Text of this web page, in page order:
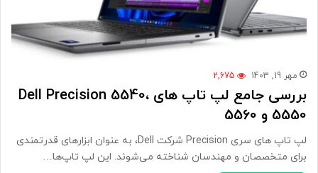
مهر 19, 1403 2,675
بررسی جامع لپ تاپ های Dell Precision 5540،
5550 و 5560
لپ تاپ های سری Precision شرکت Dell، به عنوان ابزارهای قدرتمندی
برای متخصصان و مهندسان شناخته می‌شوند. این لپ تاپ‌ها…